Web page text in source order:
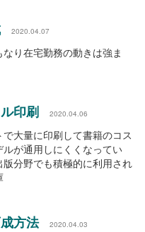
2020.04.07
り在宅勤務の動きは強ま
印刷 2020.04.06
大量に印刷して書籍のコス
が通用しにくくなってい
分野でも積極的に利用され
方法 2020.04.03